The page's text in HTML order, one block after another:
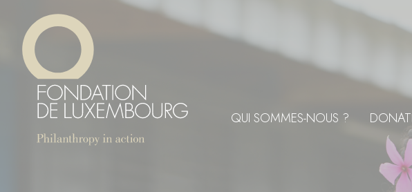
contenu
principal
QUI SOMMES-NOUS ?
Panneau de gestion des cookies